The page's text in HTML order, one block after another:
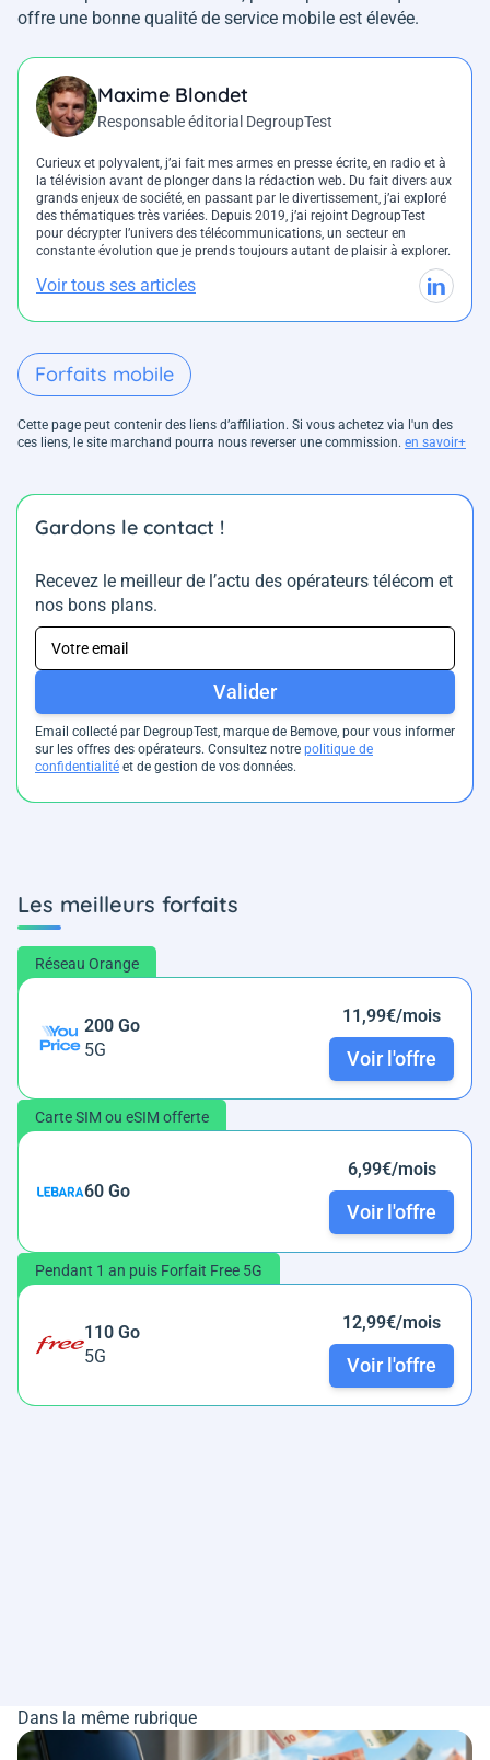
offre une bonne qualité de service mobile est élevée.
Maxime Blondet
Responsable éditorial DegroupTest
Curieux et polyvalent, j’ai fait mes armes en presse écrite, en radio et à
la télévision avant de plonger dans la rédaction web. Du fait divers aux
grands enjeux de société, en passant par le divertissement, j’ai exploré
des thématiques très variées. Depuis 2019, j’ai rejoint DegroupTest
pour décrypter l’univers des télécommunications, un secteur en
constante évolution que je prends toujours autant de plaisir à explorer.
Voir tous ses articles
Forfaits mobile
Cette page peut contenir des liens d’affiliation. Si vous achetez via l'un des
ces liens, le site marchand pourra nous reverser une commission. en savoir+
Gardons le contact !
Recevez le meilleur de l’actu des opérateurs télécom et
nos bons plans.
Valider
Email collecté par DegroupTest, marque de Bemove, pour vous informer
sur les offres des opérateurs. Consultez notre politique de
confidentialité et de gestion de vos données.
Les meilleurs forfaits
Réseau Orange
200 Go
5G
11,99€/mois
Voir l'offre
Carte SIM ou eSIM offerte
60 Go
6,99€/mois
Voir l'offre
Pendant 1 an puis Forfait Free 5G
110 Go
5G
12,99€/mois
Voir l'offre
Dans la même rubrique